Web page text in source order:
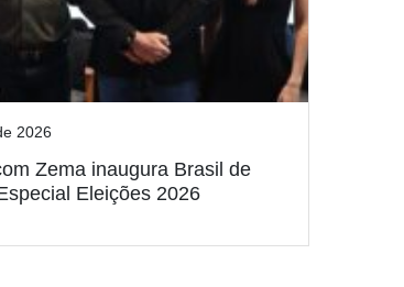
2026
Zema inaugura Brasil de
Eleições 2026